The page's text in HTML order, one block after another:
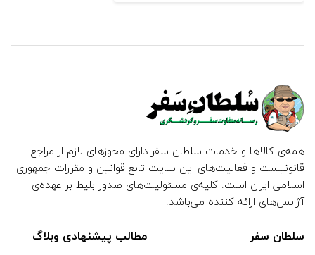
همه‌ی کالاها و خدمات سلطان سفر دارای مجوزهای لازم از مراجع
قانونیست و فعالیت‌های این سایت تابع قوانین و مقررات جمهوری
اسلامی ایران است. کلیه‌ی مسئولیت‌های صدور بلیط بر عهده‌ی
آژانس‌های ارائه کننده می‌باشد.
سلطان سفر مطالب پیشنهادی وبلاگ